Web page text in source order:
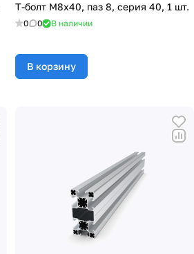
Т-болт М8х40, паз 8, серия 40, 1 шт.
0 0 В наличии
В корзину